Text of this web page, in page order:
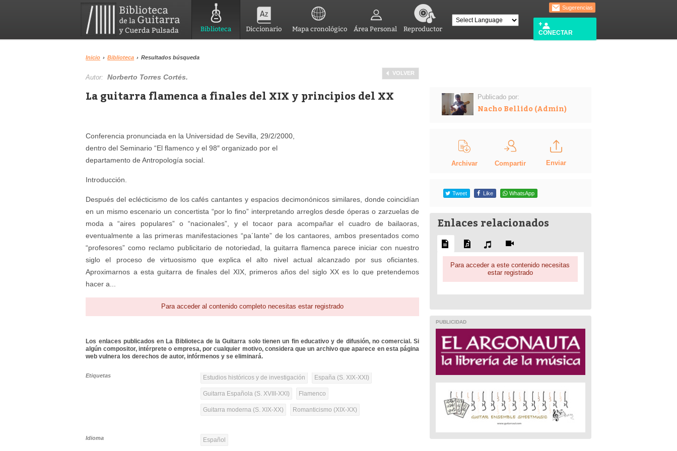
Biblioteca Diccionario Mapa cronológico Área Personal Reproductor
Sugerencias
CONECTAR
Inicio › Biblioteca › Resultados búsqueda
VOLVER
Autor:Norberto Torres Cortés.
La guitarra flamenca a finales del XIX y principios del XX
Conferencia pronunciada en la Universidad de Sevilla, 29/2/2000,
dentro del Seminario “El flamenco y el 98″ organizado por el
departamento de Antropología social.
Introducción.
Después del eclécticismo de los cafés cantantes y espacios decimonónicos similares, donde coincidían
en un mismo escenario un concertista “por lo fino” interpretando arreglos desde óperas o zarzuelas de
moda a “aires populares” o “nacionales”, y el tocaor para acompañar el cuadro de bailaoras,
eventualmente a las primeras manifestaciones “pa´lante” de los cantaores, ambos presentados como
“profesores” como reclamo publicitario de notoriedad, la guitarra flamenca parece iniciar con nuestro
siglo el proceso de virtuosismo que explica el alto nivel actual alcanzado por sus oficiantes.
Aproximarnos a esta guitarra de finales del XIX, primeros años del siglo XX es lo que pretendemos
hacer a...
Para acceder al contenido completo necesitas estar registrado
Los enlaces publicados en La Biblioteca de la Guitarra solo tienen un fin educativo y de difusión, no comercial. Si
algún compositor, intérprete o empresa, por cualquier motivo, considera que un archivo que aparece en esta página
web vulnera los derechos de autor, infórmenos y se eliminará.
Etiquetas Estudios históricos y de investigación España (S. XIX-XXI)
Guitarra Española (S. XVIII-XXI) Flamenco
Guitarra moderna (S. XIX-XX) Romanticismo (XIX-XX)
Idioma Español
Publicado por:
Nacho Bellido (Admin)
Archivar Compartir Enviar
Tweet Like WhatsApp
Enlaces relacionados
Para acceder a este contenido necesitas
estar registrado
PUBLICIDAD